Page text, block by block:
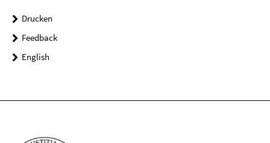
Drucken
Feedback
English